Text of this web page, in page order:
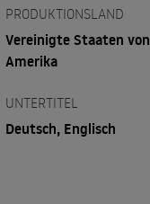
PRODUKTIONSLAND
Vereinigte Staaten von
Amerika
UNTERTITEL
Deutsch, Englisch